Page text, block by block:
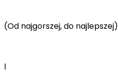
(Od najgorszej, do najlepszej)
l